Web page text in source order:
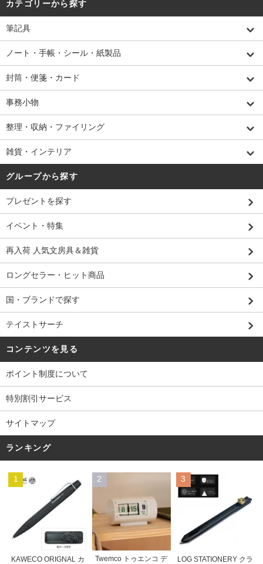
カテゴリーから探す
筆記具
ノート・手帳・シール・紙製品
封筒・便箋・カード
事務小物
整理・収納・ファイリング
雑貨・インテリア
グループから探す
プレゼントを探す
イベント・特集
再入荷 人気文房具＆雑貨
ロングセラー・ヒット商品
国・ブランドで探す
テイストサーチ
コンテンツを見る
ポイント制度について
特別割引サービス
サイトマップ
ランキング
1
KAWECO ORIGNAL カ
2
Twemco トゥエンコ デ
3
LOG STATIONERY クラ